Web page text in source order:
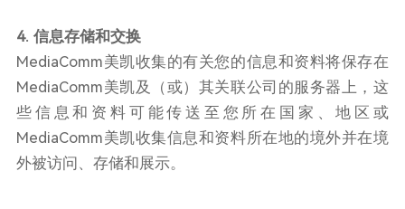
4. 信息存储和交换
MediaComm美凯收集的有关您的信息和资料将保存在
MediaComm美凯及（或）其关联公司的服务器上，这
些信息和资料可能传送至您所在国家、地区或
MediaComm美凯收集信息和资料所在地的境外并在境
外被访问、存储和展示。